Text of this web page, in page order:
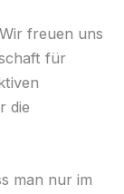
freuen uns
für
die
man nur im